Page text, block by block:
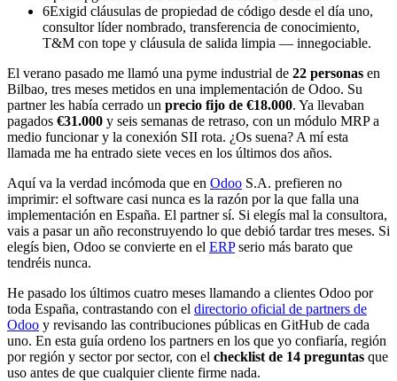
6Exigid cláusulas de propiedad de código desde el día uno,
consultor líder nombrado, transferencia de conocimiento,
T&M con tope y cláusula de salida limpia — innegociable.
El verano pasado me llamó una pyme industrial de 22 personas en
Bilbao, tres meses metidos en una implementación de Odoo. Su
partner les había cerrado un precio fijo de €18.000. Ya llevaban
pagados €31.000 y seis semanas de retraso, con un módulo MRP a
medio funcionar y la conexión SII rota. ¿Os suena? A mí esta
llamada me ha entrado siete veces en los últimos dos años.
Aquí va la verdad incómoda que en Odoo S.A. prefieren no
imprimir: el software casi nunca es la razón por la que falla una
implementación en España. El partner sí. Si elegís mal la consultora,
vais a pasar un año reconstruyendo lo que debió tardar tres meses. Si
elegís bien, Odoo se convierte en el ERPserio más barato que
tendréis nunca.
He pasado los últimos cuatro meses llamando a clientes Odoo por
toda España, contrastando con el directorio oficial de partners de
Odoo y revisando las contribuciones públicas en GitHub de cada
uno. En esta guía ordeno los partners en los que yo confiaría, región
por región y sector por sector, con el checklist de 14 preguntas que
uso antes de que cualquier cliente firme nada.